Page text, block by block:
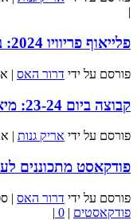
פלייאוף פריוויו 2024: בוסטון סלטיקס (1) – מי...
פורסם על ידי דרור האס |
קבוצה ביום 23-24: מיאמי היט
פורסם על ידי אריק גנות | אוק
פודקאסט מתכוננים
פורסם על ידי דרור האס |
פודקאסטים |
0
|